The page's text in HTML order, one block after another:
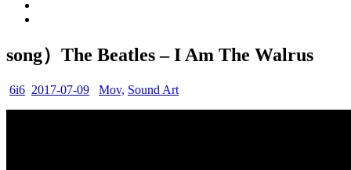
song）The Beatles – I Am The Walrus
6i6 2017-07-09 Mov, Sound Art